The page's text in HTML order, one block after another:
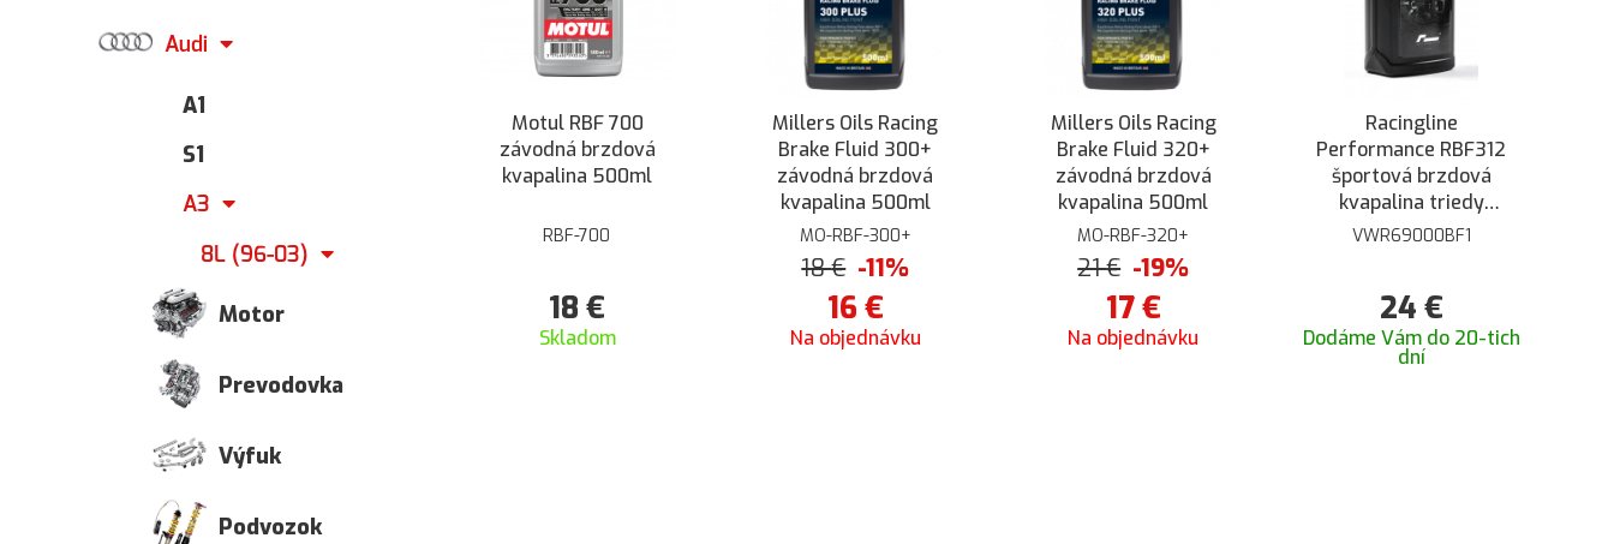
Audi
A1
S1
A3
8L (96-03)
Motor
Prevodovka
Výfuk
Podvozok
Motul RBF 700
závodná brzdová
kvapalina 500ml
RBF-700
18€
Skladom
Millers Oils Racing
Brake Fluid 300+
závodná brzdová
kvapalina 500ml
MO-RBF-300+
18€ -11%
16 €
Na objednávku
Millers Oils Racing
Brake Fluid 320+
závodná brzdová
kvapalina 500ml
MO-RBF-320+
21€ -19%
17€
Na objednávku
Racingline
Performance RBF312
športová brzdová
kvapalina triedy
Super DOT4 500ml
VWR69000BF1
24 €
Dodáme Vám do 20-tich
dní